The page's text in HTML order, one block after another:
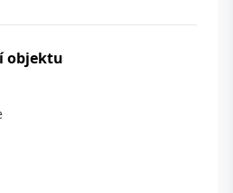
objektu